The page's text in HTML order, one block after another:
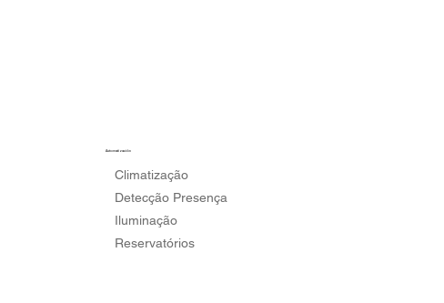
Automatización
Climatização
Detecção Presença
Iluminação
Reservatórios